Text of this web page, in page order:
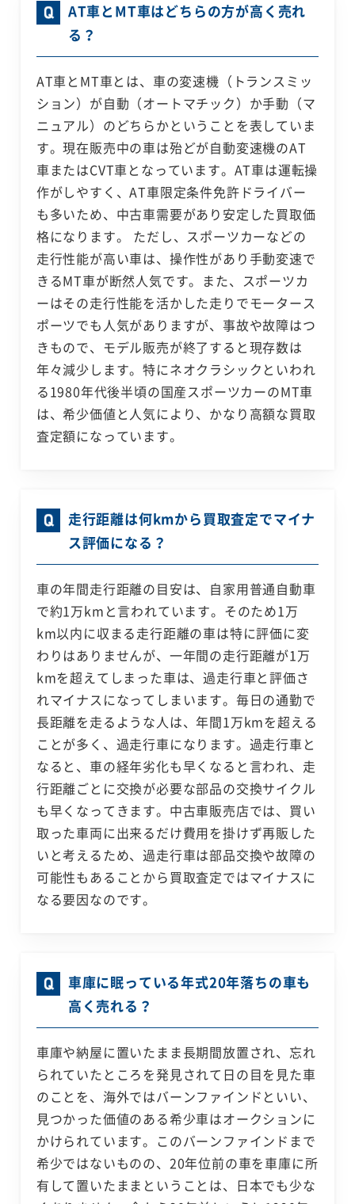
AT車とMT車はどちらの方が高く売れ
る？
AT車とMT車とは、車の変速機（トランスミッ
ション）が自動（オートマチック）か手動（マ
ニュアル）のどちらかということを表していま
す。現在販売中の車は殆どが自動変速機のAT
車またはCVT車となっています。AT車は運転操
作がしやすく、AT車限定条件免許ドライバー
も多いため、中古車需要があり安定した買取価
格になります。 ただし、スポーツカーなどの
走行性能が高い車は、操作性があり手動変速で
きるMT車が断然人気です。また、スポーツカ
ーはその走行性能を活かした走りでモータース
ポーツでも人気がありますが、事故や故障はつ
きもので、モデル販売が終了すると現存数は
年々減少します。特にネオクラシックといわれ
る1980年代後半頃の国産スポーツカーのMT車
は、希少価値と人気により、かなり高額な買取
査定額になっています。
走行距離は何kmから買取査定でマイナ
ス評価になる？
車の年間走行距離の目安は、自家用普通自動車
で約1万kmと言われています。そのため1万
km以内に収まる走行距離の車は特に評価に変
わりはありませんが、一年間の走行距離が1万
kmを超えてしまった車は、過走行車と評価さ
れマイナスになってしまいます。毎日の通勤で
長距離を走るような人は、年間1万kmを超える
ことが多く、過走行車になります。過走行車と
なると、車の経年劣化も早くなると言われ、走
行距離ごとに交換が必要な部品の交換サイクル
も早くなってきます。中古車販売店では、買い
取った車両に出来るだけ費用を掛けず再販した
いと考えるため、過走行車は部品交換や故障の
可能性もあることから買取査定ではマイナスに
なる要因なのです。
車庫に眠っている年式20年落ちの車も
高く売れる？
車庫や納屋に置いたまま長期間放置され、忘れ
られていたところを発見されて日の目を見た車
のことを、海外ではバーンファインドといい、
見つかった価値のある希少車はオークションに
かけられています。このバーンファインドまで
希少ではないものの、20年位前の車を車庫に所
有して置いたままということは、日本でも少な